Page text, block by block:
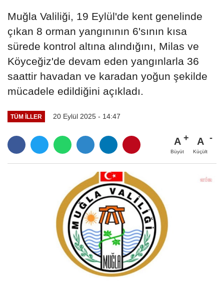
Muğla Valiliği, 19 Eylül'de kent genelinde
çıkan 8 orman yangınının 6'sının kısa
sürede kontrol altına alındığını, Milas ve
Köyceğiz'de devam eden yangınlarla 36
saattir havadan ve karadan yoğun şekilde
mücadele edildiğini açıkladı.
TÜM İLLER 20 Eylül 2025 - 14:47
A
Büyüt
A
Küçült